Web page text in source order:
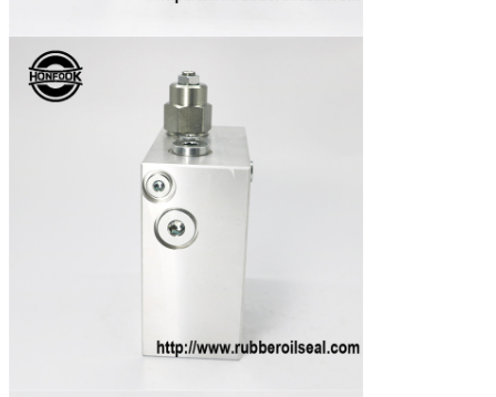
silinder laut
bengkel)
MacGregor
280/200-2200
MacGregor K:
1100315
MacGregor K:
1100315
MacGregor K:
1034642 140/110
MacGregor
250/180-1750
MacGregor
250/180-1750